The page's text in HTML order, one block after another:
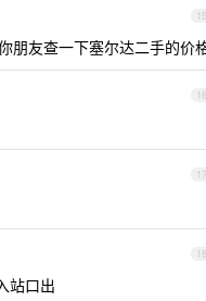
15
朋友查一下塞尔达二手的价
16
17
18
站口出